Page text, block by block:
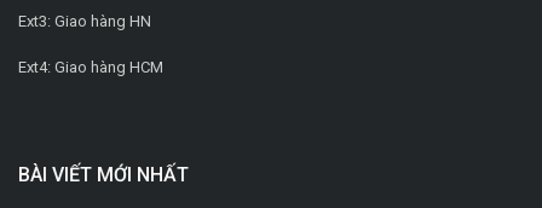
Ext3: Giao hàng HN
Ext4: Giao hàng HCM
BÀI VIẾT MỚI NHẤT